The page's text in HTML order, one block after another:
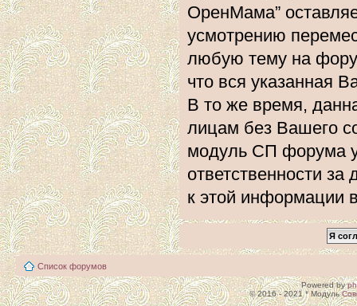
ОренМама”
усмотрению
любую тему на
что вся указанная
В то же время,
лицам без Вашего
модуль СП форума
ответственности за
к этой информации
Список форумов
Powered by
© 2016 - 2021 * Модуль